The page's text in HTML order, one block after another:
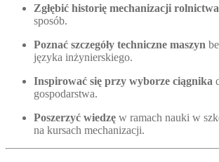
Zgłębić historię mechanizacji rolnictwa
sposób.
Poznać szczegóły techniczne maszyn
języka inżynierskiego.
Inspirować się przy wyborze ciągnika
gospodarstwa.
Poszerzyć wiedzę w ramach nauki w
na kursach mechanizacji.